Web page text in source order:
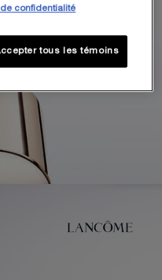
de confidentialité
tous les témoins